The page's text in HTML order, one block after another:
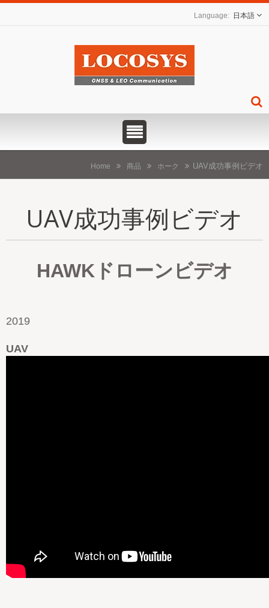
日本語
Home 商品 ホーク UAV成功事例ビデオ
UAV成功事例ビデオ
HAWKドローンビデオ
2019
UAV